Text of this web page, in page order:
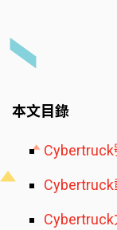
本文目錄
Cybertruck